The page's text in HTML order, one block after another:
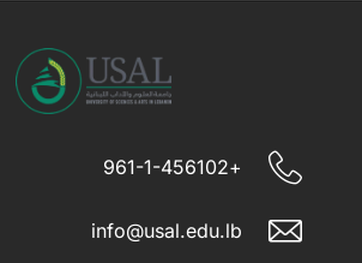
+961-1-456102
info@usal.edu.lb